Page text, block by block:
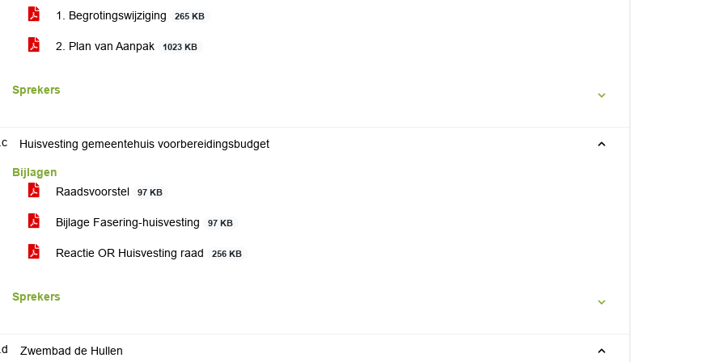
1. Begrotingswijziging 265 KB
2. Plan van Aanpak 1023 KB
Sprekers
Huisvesting gemeentehuis voorbereidingsbudget
Bijlagen
Raadsvoorstel
97 KB
Bijlage Fasering-huisvesting 97 KB
Reactie OR Huisvesting raad 256 KB
Sprekers
Zwembad de Hullen